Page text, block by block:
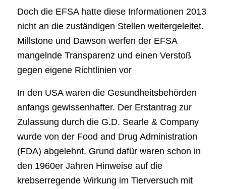
Doch die EFSA hatte diese Informationen 2013
nicht an die zuständigen Stellen weitergeleitet.
Millstone und Dawson werfen der EFSA
mangelnde Transparenz und einen Verstoß
gegen eigene Richtlinien vor
In den USA waren die Gesundheitsbehörden
anfangs gewissenhafter. Der Erstantrag zur
Zulassung durch die G.D. Searle & Company
wurde von der Food and Drug Administration
(FDA) abgelehnt. Grund dafür waren schon in
den 1960er Jahren Hinweise auf die
krebserregende Wirkung im Tierversuch mit